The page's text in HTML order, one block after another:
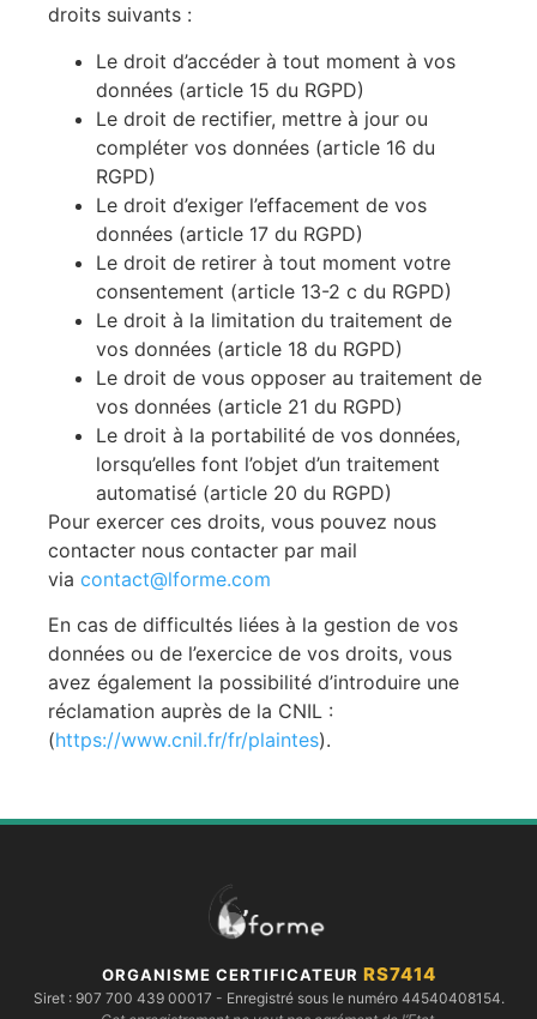
droits suivants :
Le droit d’accéder à tout moment à vos
données (article 15 du RGPD)
Le droit de rectifier, mettre à jour ou
compléter vos données (article 16 du
RGPD)
Le droit d’exiger l’effacement de vos
données (article 17 du RGPD)
Le droit de retirer à tout moment votre
consentement (article 13-2 c du RGPD)
Le droit à la limitation du traitement de
vos données (article 18 du RGPD)
Le droit de vous opposer au traitement de
vos données (article 21 du RGPD)
Le droit à la portabilité de vos données,
lorsqu’elles font l’objet d’un traitement
automatisé (article 20 du RGPD)
Pour exercer ces droits, vous pouvez nous
contacter nous contacter par mail
via contact@lforme.com
En cas de difficultés liées à la gestion de vos
données ou de l’exercice de vos droits, vous
avez également la possibilité d’introduire une
réclamation auprès de la CNIL :
(https://www.cnil.fr/fr/plaintes).
ORGANISME CERTIFICATEUR RS7414
Siret : 907 700 439 00017 - Enregistré sous le numéro 44540408154.